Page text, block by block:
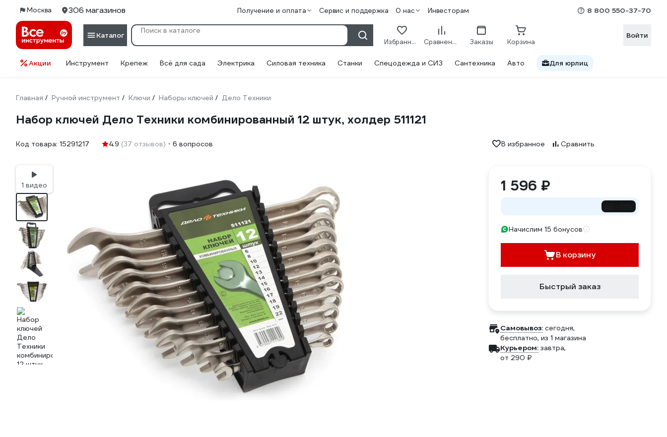
Москва 306 магазинов Получение и оплата Сервис и поддержка О нас Инвесторам 8 800 550-37-70
Каталог
Избранное Сравнение Заказы Корзина
Войти
Акции Инструмент Крепеж Всё для сада Электрика Силовая техника Станки Спецодежда и СИЗ Сантехника Авто Для юрлиц
Главная / Ручной инструмент / Ключи / Наборы ключей / Дело Техники
Набор ключей Дело Техники комбинированный 12 штук, холдер 511121
Код товара: 15291217 4.9 (37 отзывов) 6 вопросов В избранное Сравнить
1 видео 1 596 ₽
Начислим 15 бонусов
В корзину
Быстрый заказ
Самовывоз: сегодня,
бесплатно, из 1 магазина
Курьером: завтра,
от 290 ₽